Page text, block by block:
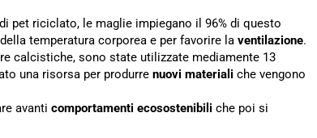
pet riciclato, le maglie impiegano il 96% di questo
temperatura corporea e per favorire la ventilazione.
calcistiche, sono state utilizzate mediamente 13
una risorsa per produrre nuovi materiali che vengono
avanti comportamenti ecosostenibili che poi si